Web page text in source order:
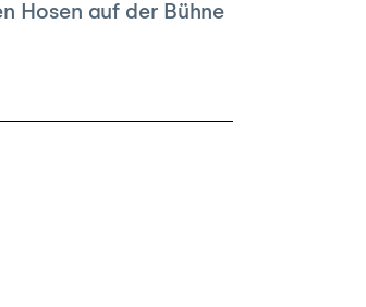
Hosen auf der Bühne